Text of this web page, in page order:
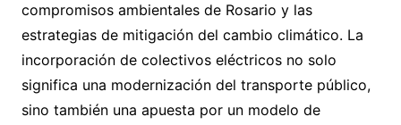
compromisos ambientales de Rosario y las
estrategias de mitigación del cambio climático. La
incorporación de colectivos eléctricos no solo
significa una modernización del transporte público,
sino también una apuesta por un modelo de